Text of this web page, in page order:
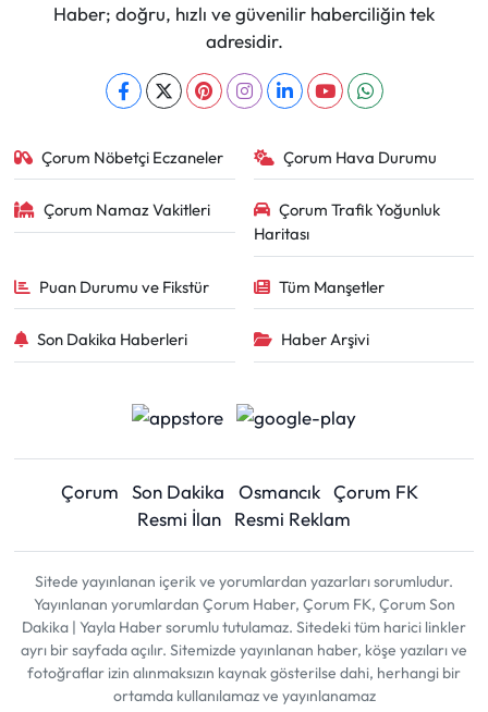
Haber; doğru, hızlı ve güvenilir haberciliğin tek
adresidir.
Çorum Nöbetçi Eczaneler Çorum Hava Durumu
Çorum Namaz Vakitleri
Çorum Trafik Yoğunluk
Haritası
Puan Durumu ve Fikstür Tüm Manşetler
Son Dakika Haberleri Haber Arşivi
Çorum Son Dakika Osmancık Çorum FK
Resmi İlan
Resmi Reklam
Sitede yayınlanan içerik ve yorumlardan yazarları sorumludur.
Yayınlanan yorumlardan Çorum Haber, Çorum FK, Çorum Son
Dakika | Yayla Haber sorumlu tutulamaz. Sitedeki tüm harici linkler
ayrı bir sayfada açılır. Sitemizde yayınlanan haber, köşe yazıları ve
fotoğraflar izin alınmaksızın kaynak gösterilse dahi, herhangi bir
ortamda kullanılamaz ve yayınlanamaz